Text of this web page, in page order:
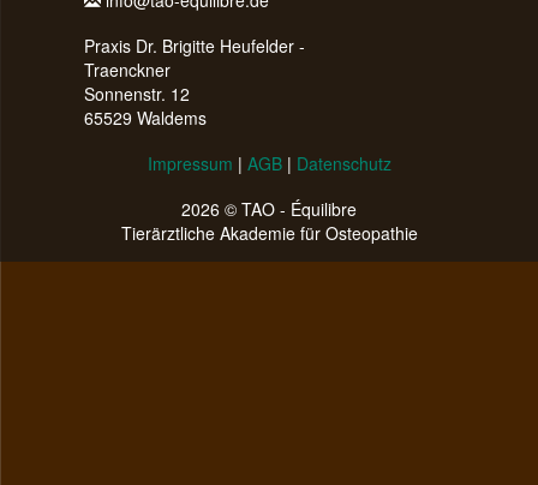
Praxis Dr. Brigitte Heufelder -
Traenckner
Sonnenstr. 12
65529 Waldems
Impressum | AGB| Datenschutz
2026 © TAO - Équilibre
Tierärztliche Akademie für Osteopathie